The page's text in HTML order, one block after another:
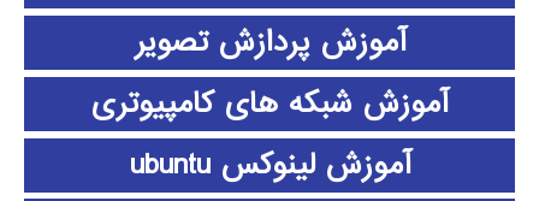
آموزش پردازش تصویر
آموزش شبکه های کامپیوتری
آموزش لینوکس ubuntu